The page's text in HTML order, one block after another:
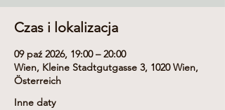
Czas i lokalizacja
09 paź 2026, 19:00 – 20:00
Wien, Kleine Stadtgutgasse 3, 1020 Wien,
Österreich
Inne daty